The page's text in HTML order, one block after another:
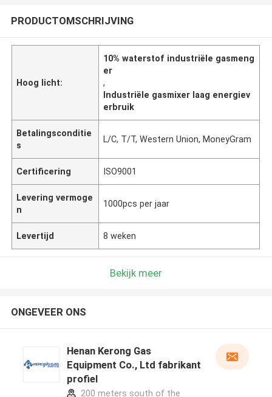
PRODUCTOMSCHRIJVING
Hoog licht:
10% waterstof industriële gasmeng
er
,
Industriële gasmixer laag energiev
erbruik
Betalingsconditie
s
L/C, T/T, Western Union, MoneyGram
Certificering ISO9001
Levering vermoge
n
1000pcs per jaar
Levertijd 8 weken
Bekijk meer
ONGEVEER ONS
Henan Kerong Gas
Equipment Co., Ltd fabrikant
profiel
200 meters south of the